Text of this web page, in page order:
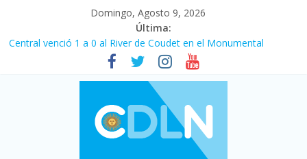
Domingo, Agosto 9, 2026
Última:
Central venció 1 a 0 al River de Coudet en el Monumental
La morosidad alcanzó su nivel más alto en dos décadas y ya
afecta a 400 mil deudores en Santa Fe
Desde que asumió Milei cerraron 41.000 kioscos: el sector
denuncia crisis como en 2001
Vacaciones de invierno con más movimiento y consumo
turístico: 4,6 millones de personas viajaron por el país, un 5,9%